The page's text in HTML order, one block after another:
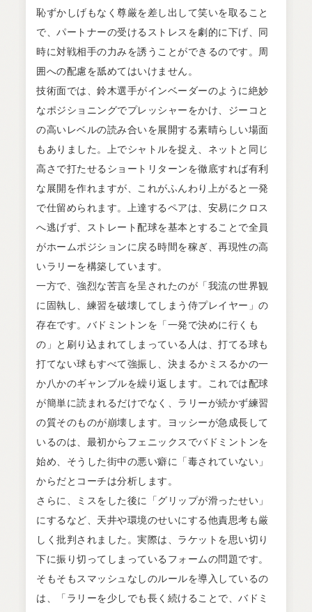
恥ずかしげもなく尊厳を差し出して笑いを取ること
で、パートナーの受けるストレスを劇的に下げ、同
時に対戦相手の力みを誘うことができるのです。周
囲への配慮を舐めてはいけません。
技術面では、鈴木選手がインベーダーのように絶妙
なポジショニングでプレッシャーをかけ、ジーコと
の高いレベルの読み合いを展開する素晴らしい場面
もありました。上でシャトルを捉え、ネットと同じ
高さで打たせるショートリターンを徹底すれば有利
な展開を作れますが、これがふんわり上がると一発
で仕留められます。上達するペアは、安易にクロス
へ逃げず、ストレート配球を基本とすることで全員
がホームポジションに戻る時間を稼ぎ、再現性の高
いラリーを構築しています。
一方で、強烈な苦言を呈されたのが「我流の世界観
に固執し、練習を破壊してしまう侍プレイヤー」の
存在です。バドミントンを「一発で決めに行くも
の」と刷り込まれてしまっている人は、打てる球も
打てない球もすべて強振し、決まるかミスるかの一
か八かのギャンブルを繰り返します。これでは配球
が簡単に読まれるだけでなく、ラリーが続かず練習
の質そのものが崩壊します。ヨッシーが急成長して
いるのは、最初からフェニックスでバドミントンを
始め、そうした街中の悪い癖に「毒されていない」
からだとコーチは分析します。
さらに、ミスをした後に「グリップが滑ったせい」
にするなど、天井や環境のせいにする他責思考も厳
しく批判されました。実際は、ラケットを思い切り
下に振り切ってしまっているフォームの問題です。
そもそもスマッシュなしのルールを導入しているの
は、「ラリーを少しでも長く続けることで、バドミ